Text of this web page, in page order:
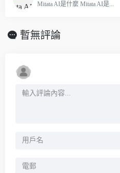
Mitata AI是什麼 Mitata AI是...
暫無評論